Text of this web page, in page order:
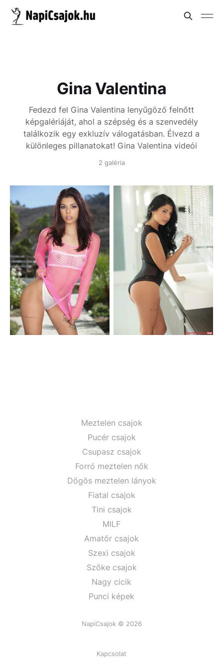
Gina Valentina
Fedezd fel Gina Valentina lenyűgöző felnőtt
képgalériáját, ahol a szépség és a szenvedély
találkozik egy exkluzív válogatásban. Élvezd a
különleges pillanatokat! Gina Valentina videói
2 galéria
Meztelen csajok
Pucér csajok
Csupasz csajok
Forró meztelen nők
Dögös meztelen lányok
Fiatal csajok
Tini csajok
MILF
Amatőr csajok
Szexi csajok
Szőke csajok
Nagy cicik
Punci képek
NapiCsajok © 2026
Kapcsolat